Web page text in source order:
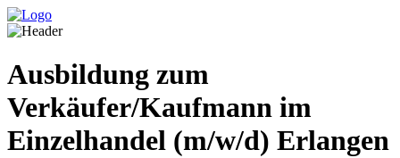
Ausbildung zum
Verkäufer/Kaufmann im
Einzelhandel (m/w/d) Erlangen